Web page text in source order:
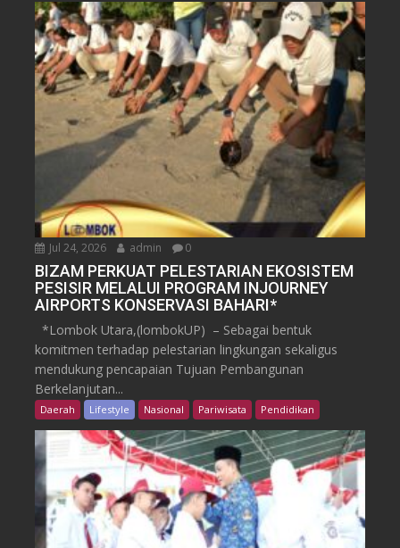
Jul 24, 2026 admin 0
BIZAM PERKUAT PELESTARIAN EKOSISTEM
PESISIR MELALUI PROGRAM INJOURNEY
AIRPORTS KONSERVASI BAHARI*
*Lombok Utara,(lombokUP) – Sebagai bentuk
komitmen terhadap pelestarian lingkungan sekaligus
mendukung pencapaian Tujuan Pembangunan
Berkelanjutan...
Daerah Lifestyle Nasional Pariwisata Pendidikan